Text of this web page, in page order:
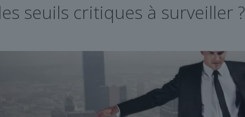
seuils critiques à surveiller ?